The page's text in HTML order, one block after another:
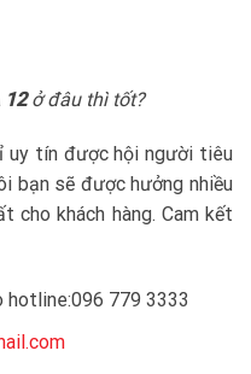
12ở đâu thì tốt?
uy tín được hội người tiêu
bạn sẽ được hưởng nhiều
cho khách hàng. Cam kết
hotline:096 779 3333